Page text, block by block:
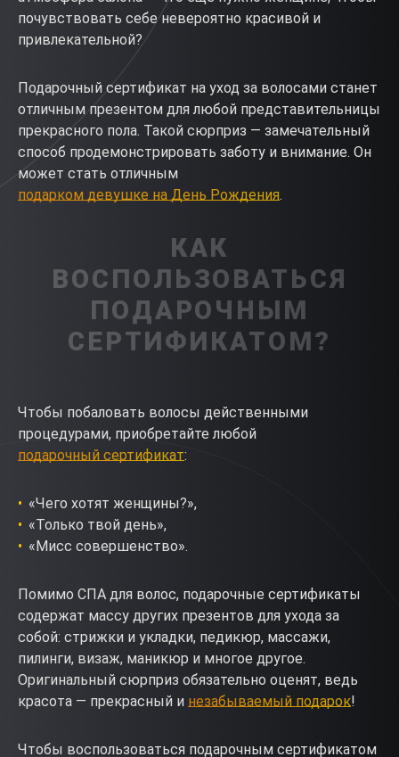
почувствовать себе невероятно красивой и
привлекательной?
Подарочный сертификат на уход за волосами станет
отличным презентом для любой представительницы
прекрасного пола. Такой сюрприз — замечательный
способ продемонстрировать заботу и внимание. Он
может стать отличным
подарком девушке на День Рождения.
КАК
ВОСПОЛЬЗОВАТЬСЯ
ПОДАРОЧНЫМ
СЕРТИФИКАТОМ?
Чтобы побаловать волосы действенными
процедурами, приобретайте любой
подарочный сертификат:
«Чего хотят женщины?»,
«Только твой день»,
«Мисс совершенство».
Помимо СПА для волос, подарочные сертификаты
содержат массу других презентов для ухода за
собой: стрижки и укладки, педикюр, массажи,
пилинги, визаж, маникюр и многое другое.
Оригинальный сюрприз обязательно оценят, ведь
красота — прекрасный и незабываемый подарок!
Чтобы воспользоваться подарочным сертификатом